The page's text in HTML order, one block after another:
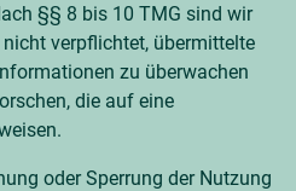
§§ 8 bis 10 TMG sind wir
verpflichtet, übermittelte
zu überwachen
die auf eine
oder Sperrung der Nutzung